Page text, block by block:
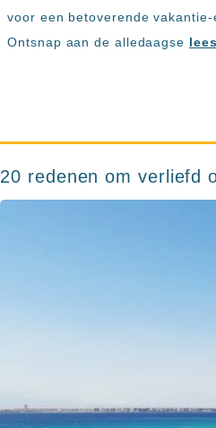
voor een betoverende vakantie-
Ontsnap aan de alledaagse
20 redenen om verliefd